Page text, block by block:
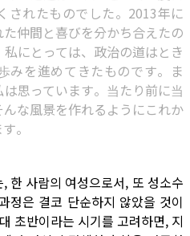
されたものでした。2013年に
仲間と喜びを分かち合えたの
にとっては、政治の道はとき
みを進めてきたものです。ま
思っています。当たり前に当
な風景を作れるようにこれか
。
한 사람의 여성으로서, 또 성소수
정은 결코 단순하지 않았을 것이
초반이라는 시기를 고려하면, 지